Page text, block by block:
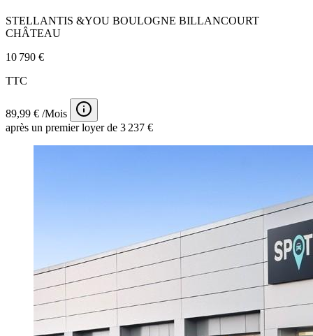
STELLANTIS &YOU BOULOGNE BILLANCOURT
CHÂTEAU
10 790 €
TTC
89,99 € /Mois
après un premier loyer de 3 237 €